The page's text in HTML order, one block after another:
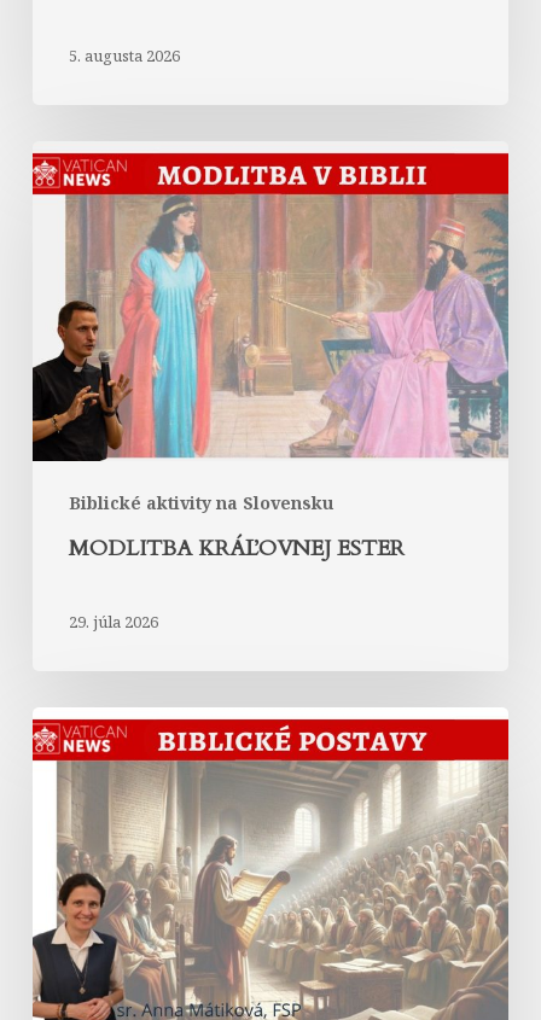
5. augusta 2026
Biblické aktivity na Slovensku
Modlitba
kráľovnej
Ester
MODLITBA KRÁĽOVNEJ ESTER
29. júla 2026
Abrahám
v
Liste
Hebrejom